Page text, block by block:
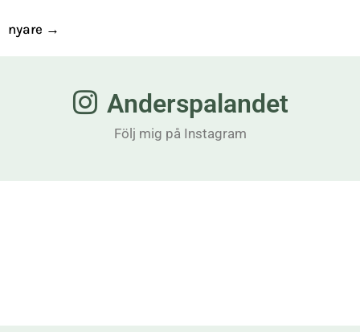
nyare →
Anderspalandet
Följ mig på Instagram